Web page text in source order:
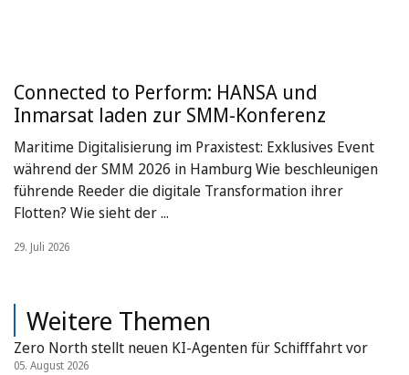
Connected to Perform: HANSA und
Inmarsat laden zur SMM-Konferenz
Maritime Digitalisierung im Praxistest: Exklusives Event
während der SMM 2026 in Hamburg Wie beschleunigen
führende Reeder die digitale Transformation ihrer
Flotten? Wie sieht der ...
29. Juli 2026
Weitere Themen
Zero North stellt neuen KI-Agenten für Schifffahrt vor
05. August 2026